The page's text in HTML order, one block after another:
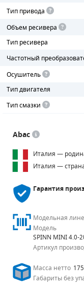
Тип привода
Объем ресивера
Тип ресивера
Частотный
Осушитель
Тип двигателя
Тип смазки
Abac
Италия —
Италия —
Гарантия
Модельная
Модель
SPINN MINI 4.0-
Артикул
Масса нетто
Габариты без
ПОРШНЕВЫЕ БЛОКИ
ДЕТАЛИ ПОРШНЕВЫХ
ДЕТАЛИ СПИРАЛЬНЫХ
ДЕТАЛИ НАСОСНОЙ
ШЛАНГИ ДЛЯ МОТОПОМП
ДЛЯ ВАКУУМНЫХ